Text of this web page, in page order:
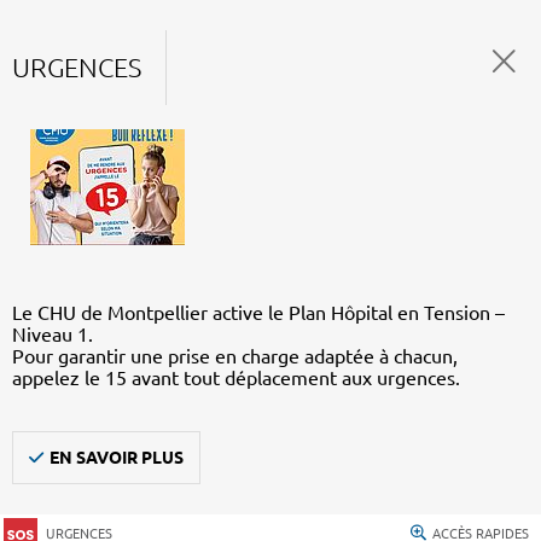
URGENCES
Le CHU de Montpellier active le Plan Hôpital en Tension –
Niveau 1.
Pour garantir une prise en charge adaptée à chacun,
appelez le 15 avant tout déplacement aux urgences.
EN SAVOIR PLUS
URGENCES ACCÈS RAPIDES